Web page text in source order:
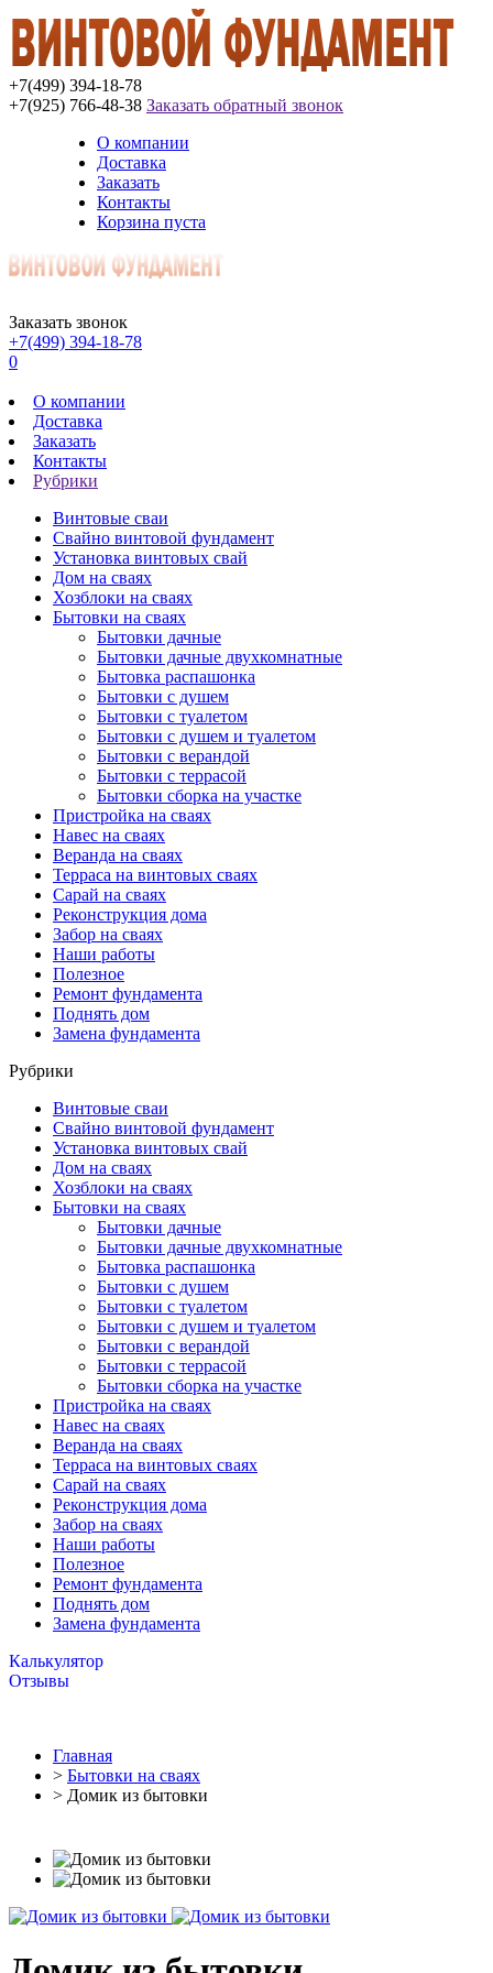
+7(499) 394-18-78
+7(925) 766-48-38 Заказать обратный звонок
О компании
Доставка
Заказать
Контакты
Корзина пуста
Заказать звонок
+7(499) 394-18-78
0
О компании
Доставка
Заказать
Контакты
Рубрики
Винтовые сваи
Свайно винтовой фундамент
Установка винтовых свай
Дом на сваях
Хозблоки на сваях
Бытовки на сваях
Бытовки дачные
Бытовки дачные двухкомнатные
Бытовка распашонка
Бытовки с душем
Бытовки с туалетом
Бытовки с душем и туалетом
Бытовки с верандой
Бытовки с террасой
Бытовки сборка на участке
Пристройка на сваях
Навес на сваях
Веранда на сваях
Терраса на винтовых сваях
Cарай на сваях
Реконструкция дома
Забор на сваях
Наши работы
Полезное
Ремонт фундамента
Поднять дом
Замена фундамента
Рубрики
Винтовые сваи
Свайно винтовой фундамент
Установка винтовых свай
Дом на сваях
Хозблоки на сваях
Бытовки на сваях
Бытовки дачные
Бытовки дачные двухкомнатные
Бытовка распашонка
Бытовки с душем
Бытовки с туалетом
Бытовки с душем и туалетом
Бытовки с верандой
Бытовки с террасой
Бытовки сборка на участке
Пристройка на сваях
Навес на сваях
Веранда на сваях
Терраса на винтовых сваях
Cарай на сваях
Реконструкция дома
Забор на сваях
Наши работы
Полезное
Ремонт фундамента
Поднять дом
Замена фундамента
Калькулятор
Отзывы
Главная
> Бытовки на сваях
> Домик из бытовки